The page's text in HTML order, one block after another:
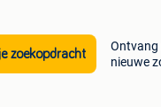
zoekopdracht
Ontvang
nieuwe